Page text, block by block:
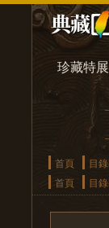
珍藏特展
首頁 目
首頁
目